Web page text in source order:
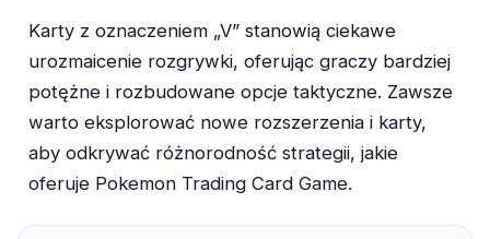
Karty z oznaczeniem „V” stanowią ciekawe
urozmaicenie rozgrywki, oferując graczy bardziej
potężne i rozbudowane opcje taktyczne. Zawsze
warto eksplorować nowe rozszerzenia i karty,
aby odkrywać różnorodność strategii, jakie
oferuje Pokemon Trading Card Game.